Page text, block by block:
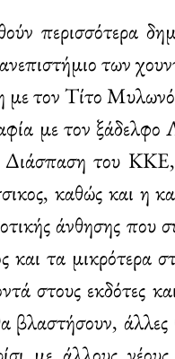
περισσότερα
των
τον Τίτο
με τον ξάδελφο
Διάσπαση του
καθώς και η
άνθησης που
τα μικρότερα
στους εκδότες
βλαστήσουν,